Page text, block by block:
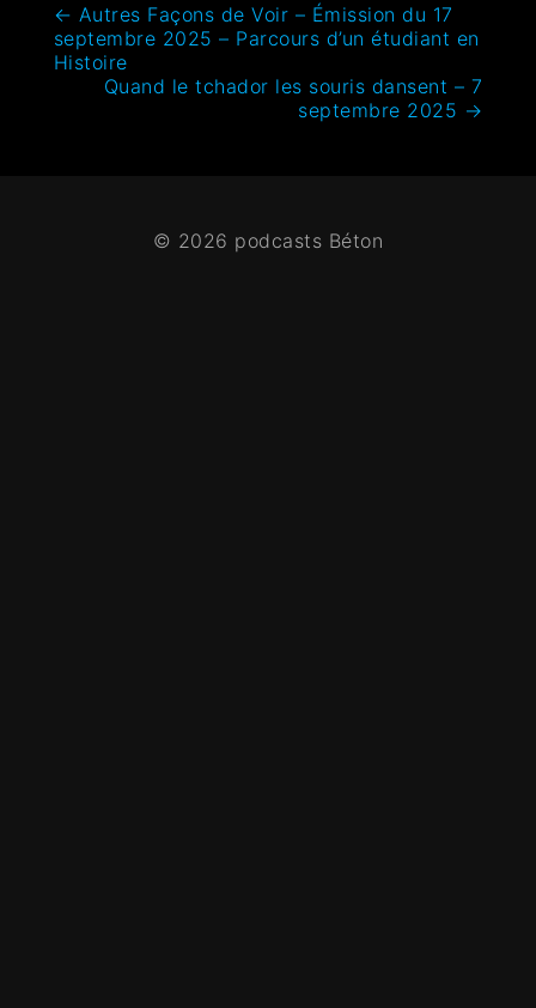
← Autres Façons de Voir – Émission du 17
septembre 2025 – Parcours d’un étudiant en
Histoire
Quand le tchador les souris dansent – 7
septembre 2025 →
© 2026 podcasts Béton